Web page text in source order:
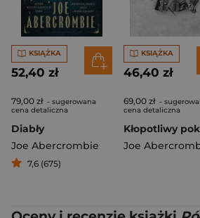
KSIĄŻKA
52,40 zł
79,00 zł - sugerowana
cena detaliczna
Diabły
Joe Abercrombie
7,6 (675)
KSIĄŻKA
46,40 zł
69,00 zł -
cena detaliczna
Joe